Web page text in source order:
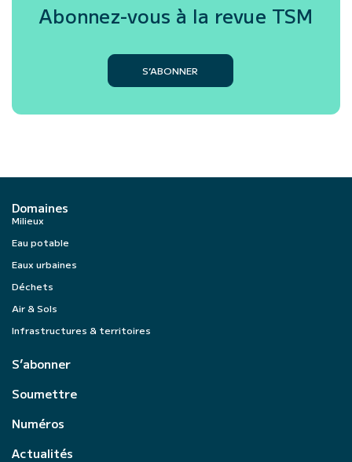
Abonnez-vous à la revue TSM
S’ABONNER
Domaines
Milieux
Eau potable
Eaux urbaines
Déchets
Air & Sols
Infrastructures & territoires
S’abonner
Soumettre
Numéros
Actualités